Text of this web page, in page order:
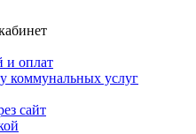
и оплат
коммунальных услуг
сайт